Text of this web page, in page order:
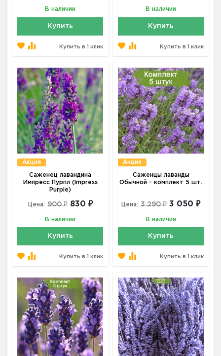
В наличии
Купить
Купить в 1 клик
В наличии
Купить
Купить в 1 клик
Акция
Саженец лавандина
Импресс Пурпл (Impress
Purple)
Цена: 900 ₽ 830 ₽
В наличии
Купить
Купить в 1 клик
Акция
Саженцы лаванды
Обычной - комплект 5 шт.
Цена: 3 290 ₽ 3 050 ₽
В наличии
Купить
Купить в 1 клик